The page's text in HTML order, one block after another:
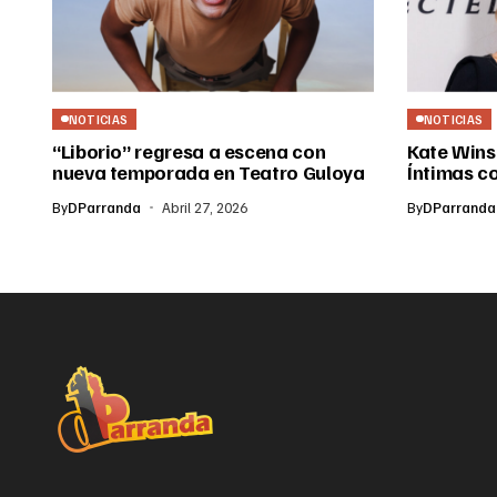
NOTICIAS
“Liborio” regresa a escena con
nueva temporada en Teatro Guloya
ByDParranda Abril 27, 2026
NOTICIAS
Kate
Íntimas
ByDParranda